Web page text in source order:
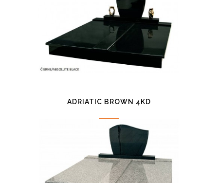
ADRIATIC BROWN 4KD